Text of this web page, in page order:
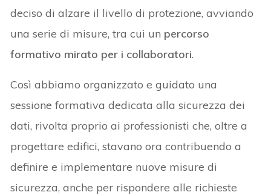
deciso di alzare il livello di protezione, avviando
una serie di misure, tra cui un percorso
formativo mirato per i collaboratori.
Così abbiamo organizzato e guidato una
sessione formativa dedicata alla sicurezza dei
dati, rivolta proprio ai professionisti che, oltre a
progettare edifici, stavano ora contribuendo a
definire e implementare nuove misure di
sicurezza, anche per rispondere alle richieste